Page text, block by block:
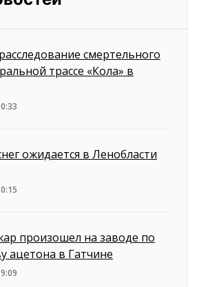
смертельного
трассе «Кола» в
ожидается в Ленобласти
произошел на заводе по
ацетона в Гатчине